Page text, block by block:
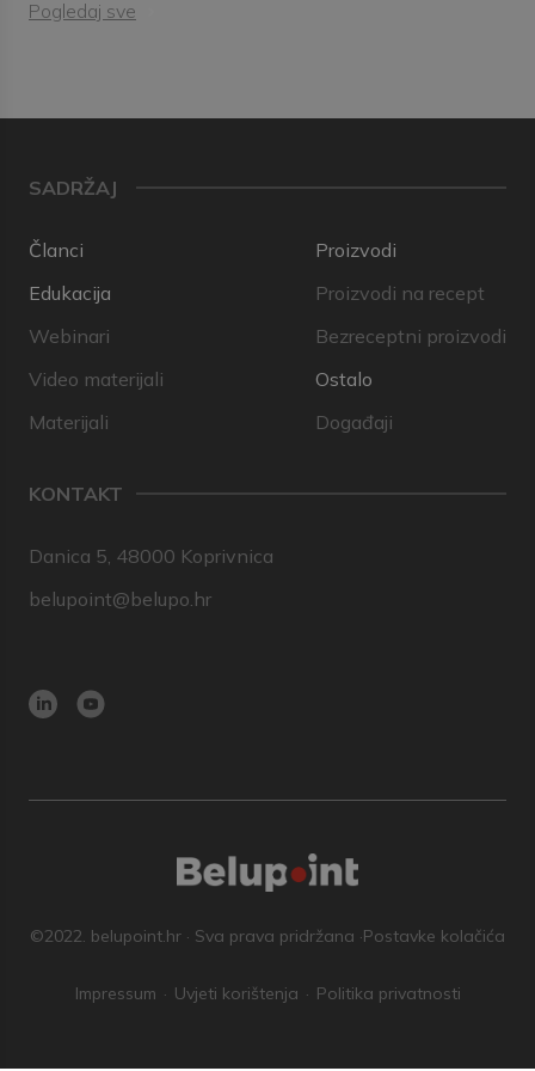
Pogledaj sve
SADRŽAJ
Članci
Edukacija
Webinari
Video materijali
Materijali
Proizvodi
Proizvodi na recept
Bezreceptni proizvodi
Ostalo
Događaji
KONTAKT
Danica 5, 48000 Koprivnica
belupoint@belupo.hr
©2022. belupoint.hr · Sva prava pridržana ·Postavke kolačića
Impressum Uvjeti korištenja Politika privatnosti